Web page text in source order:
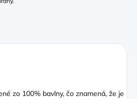
zo 100% bavlny, čo znamená, že je